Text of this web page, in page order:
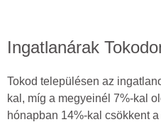
Ingatlanárak
Tokod településen az
kal, míg a megyeinél 7%-kal
hónapban 14%-kal csökkent